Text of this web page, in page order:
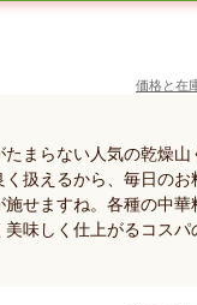
価格と在
まらない人気の乾燥山
扱えるから、毎日のお
せますね。各種の中華
美味しく仕上がるコスパ